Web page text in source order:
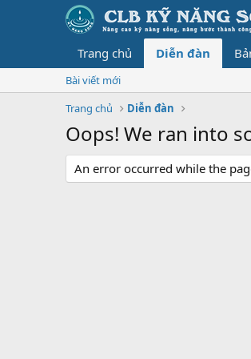
Trang chủ Diễn đàn
Bài viết mới
Trang chủ
Diễn đàn
Oops! We ran into
An error occurred while the